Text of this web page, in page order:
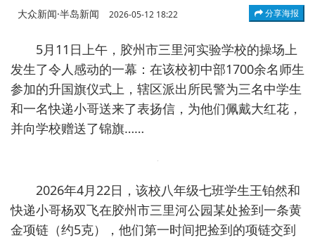
大众新闻·半岛新闻 2026-05-12 18:22 分享海报
5月11日上午，胶州市三里河实验学校的操场上
发生了令人感动的一幕：在该校初中部1700余名师生
参加的升国旗仪式上，辖区派出所民警为三名中学生
和一名快递小哥送来了表扬信，为他们佩戴大红花，
并向学校赠送了锦旗……
2026年4月22日，该校八年级七班学生王铂然和
快递小哥杨双飞在胶州市三里河公园某处捡到一条黄
金项链（约5克），他们第一时间把捡到的项链交到